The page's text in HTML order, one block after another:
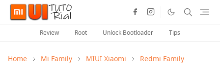
Review Root Unlock Bootloader Tips
Home Mi Family MIUI Xiaomi Redmi Family